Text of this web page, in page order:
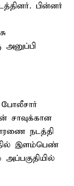
பின்னர்
அனுப்பி
போலீசார்
சாவுக்கான
நடத்தி
இளம்பெண்